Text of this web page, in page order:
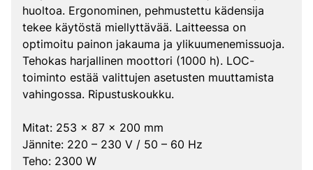
huoltoa. Ergonominen, pehmustettu kädensija
tekee käytöstä miellyttävää. Laitteessa on
optimoitu painon jakauma ja ylikuumenemissuoja.
Tehokas harjallinen moottori (1000 h). LOC-
toiminto estää valittujen asetusten muuttamista
vahingossa. Ripustuskoukku.
Mitat: 253 x 87 x 200 mm
Jännite: 220 – 230 V / 50 – 60 Hz
Teho: 2300 W